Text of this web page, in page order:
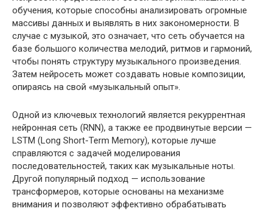
обучения, которые способны анализировать огромные
массивы данных и выявлять в них закономерности. В
случае с музыкой, это означает, что сеть обучается на
базе большого количества мелодий, ритмов и гармоний,
чтобы понять структуру музыкального произведения.
Затем нейросеть может создавать новые композиции,
опираясь на свой «музыкальный опыт».
Одной из ключевых технологий является рекуррентная
нейронная сеть (RNN), а также ее продвинутые версии —
LSTM (Long Short-Term Memory), которые лучше
справляются с задачей моделирования
последовательностей, таких как музыкальные ноты.
Другой популярный подход — использование
трансформеров, которые основаны на механизме
внимания и позволяют эффективно обрабатывать